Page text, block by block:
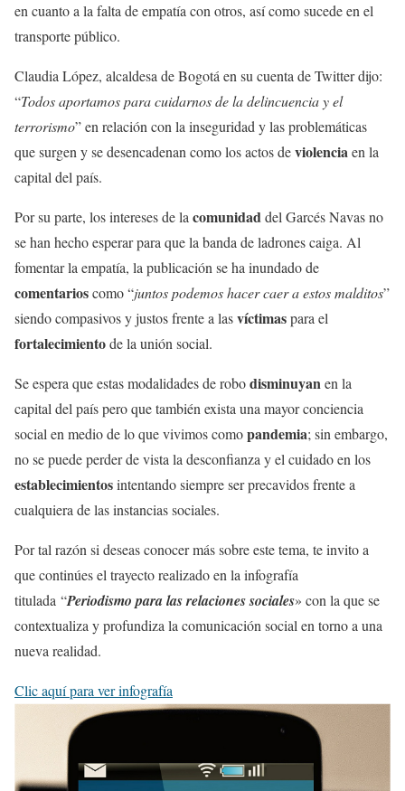
en cuanto a la falta de empatía con otros, así como sucede en el
transporte público.
Claudia López, alcaldesa de Bogotá en su cuenta de Twitter dijo:
“Todos aportamos para cuidarnos de la delincuencia y el
terrorismo” en relación con la inseguridad y las problemáticas
que surgen y se desencadenan como los actos deviolenciaen la
capital del país.
Por su parte, los intereses de la comunidaddel Garcés Navas no
se han hecho esperar para que la banda de ladrones caiga. Al
fomentar la empatía, la publicación se ha inundado de
comentarioscomo “juntos podemos hacer caer a estos malditos”
siendo compasivos y justos frente a lasvíctimaspara el
fortalecimientode la unión social.
Se espera que estas modalidades de robodisminuyanen la
capital del país pero que también exista una mayor conciencia
social en medio de lo que vivimos comopandemia; sin embargo,
no se puede perder de vista la desconfianza y el cuidado en los
establecimientosintentando siempre ser precavidos frente a
cualquiera de las instancias sociales.
Por tal razón si deseas conocer más sobre este tema, te invito a
que continúes el trayecto realizado en la infografía
titulada “Periodismo para las relaciones sociales» con la que se
contextualiza y profundiza la comunicación social en torno a una
nueva realidad.
Clic aquí para ver infografía